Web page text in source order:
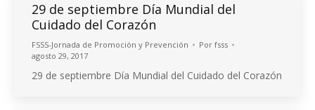
29 de septiembre Día Mundial del
Cuidado del Corazón
FSSS-Jornada de Promoción y Prevención Por fsss
agosto 29, 2017
29 de septiembre Día Mundial del Cuidado del Corazón